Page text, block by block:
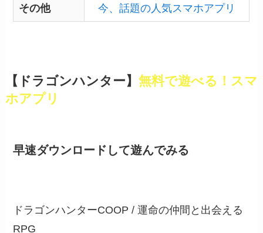
その他 今、話題の人気スマホアプリ
【ドラゴンハンター】 無料で遊べる！スマ
ホアプリ
早速ダウンロードして遊んでみる
ドラゴンハンターCOOP / 運命の仲間と出会える
RPG